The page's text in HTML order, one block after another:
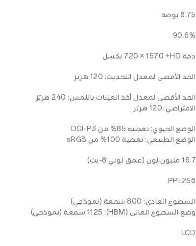
6.75 بوصة
90.6%
دقة HD+‏ 1570 × 720 بكسل
الحد الأقصى لمعدل التحديث: 120 هرتز
الحد الأقصى لمعدل أخذ العينات باللمس: 240 هرتز
الافتراضي: 120 هرتز
الوضع الحيوي: تغطية 85% من DCI-P3
الوضع الطبيعي: تغطية 100% من sRGB
16.7 مليون لون (عمق لوني 8-بت)
256 PPI
السطوع العادي: 800 شمعة (نموذجي)
وضع السطوع العالي (HBM): 1125 شمعة (نموذجي)
LCD